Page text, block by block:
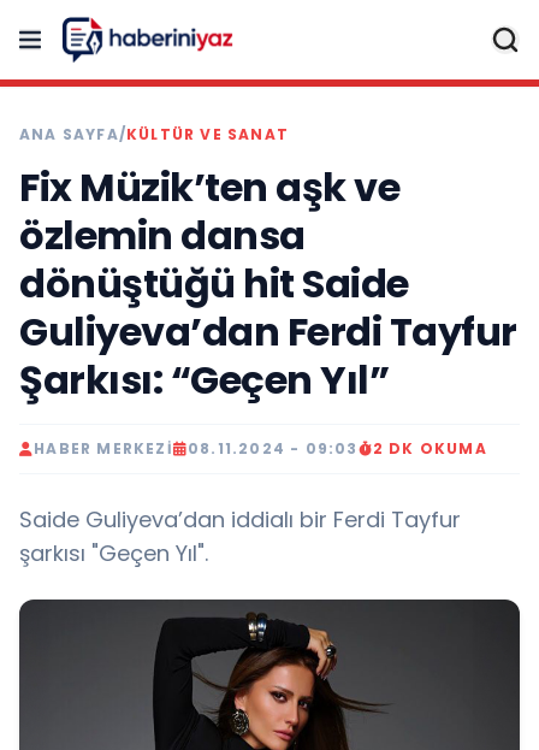
ANA SAYFA/KÜLTÜR VE SANAT
Fix Müzik’ten aşk ve
özlemin dansa
dönüştüğü hit Saide
Guliyeva’dan Ferdi Tayfur
Şarkısı: “Geçen Yıl”
HABER MERKEZI 08.11.2024 - 09:03 2 DK OKUMA
Saide Guliyeva’dan iddialı bir Ferdi Tayfur
şarkısı "Geçen Yıl".